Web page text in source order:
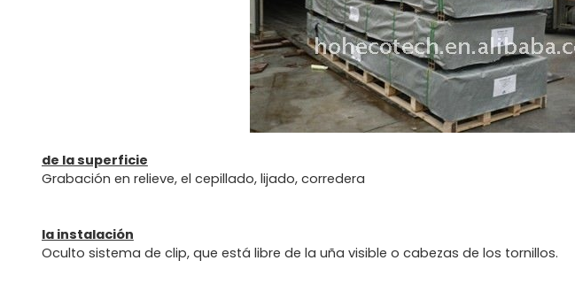
de la superficie
Grabación en relieve, el cepillado, lijado, corredera
la instalación
Oculto sistema de clip, que está libre de la uña visible o cabezas de los tornillos.